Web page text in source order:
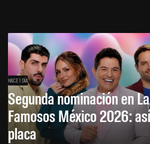
HACE 1 DÍA
Segunda nominación en
Famosos México 2026:
placa